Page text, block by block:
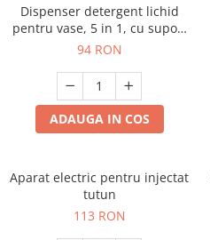
Dispenser detergent lichid
pentru vase, 5 in 1, cu suport
burete si laveta, organizator
94 RON
ADAUGA IN COS
Aparat electric pentru injectat
tutun
113 RON